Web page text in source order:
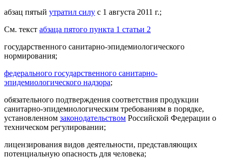
абзац пятый утратил силу с 1 августа 2011 г.;
См. текст абзаца пятого пункта 1 статьи 2
государственного санитарно-эпидемиологического
нормирования;
федерального государственного санитарно-
эпидемиологического надзора;
обязательного подтверждения соответствия продукции
санитарно-эпидемиологическим требованиям в порядке,
установленном законодательством Российской Федерации о
техническом регулировании;
лицензирования видов деятельности, представляющих
потенциальную опасность для человека;